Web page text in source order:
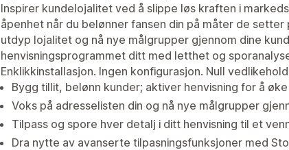
Inspirer kundelojalitet ved å slippe løs kraften i
åpenhet når du belønner fansen din på måter de setter
utdyp lojalitet og nå nye målgrupper gjennom dine
henvisningsprogrammet ditt med letthet og
Enklikkinstallasjon. Ingen konfigurasjon. Null
Bygg tillit, belønn kunder; aktiver henvisning for å øke
Voks på adresselisten din og nå nye målgrupper
Tilpass og spore hver detalj i ditt henvisning til et
Dra nytte av avanserte tilpasningsfunksjoner med